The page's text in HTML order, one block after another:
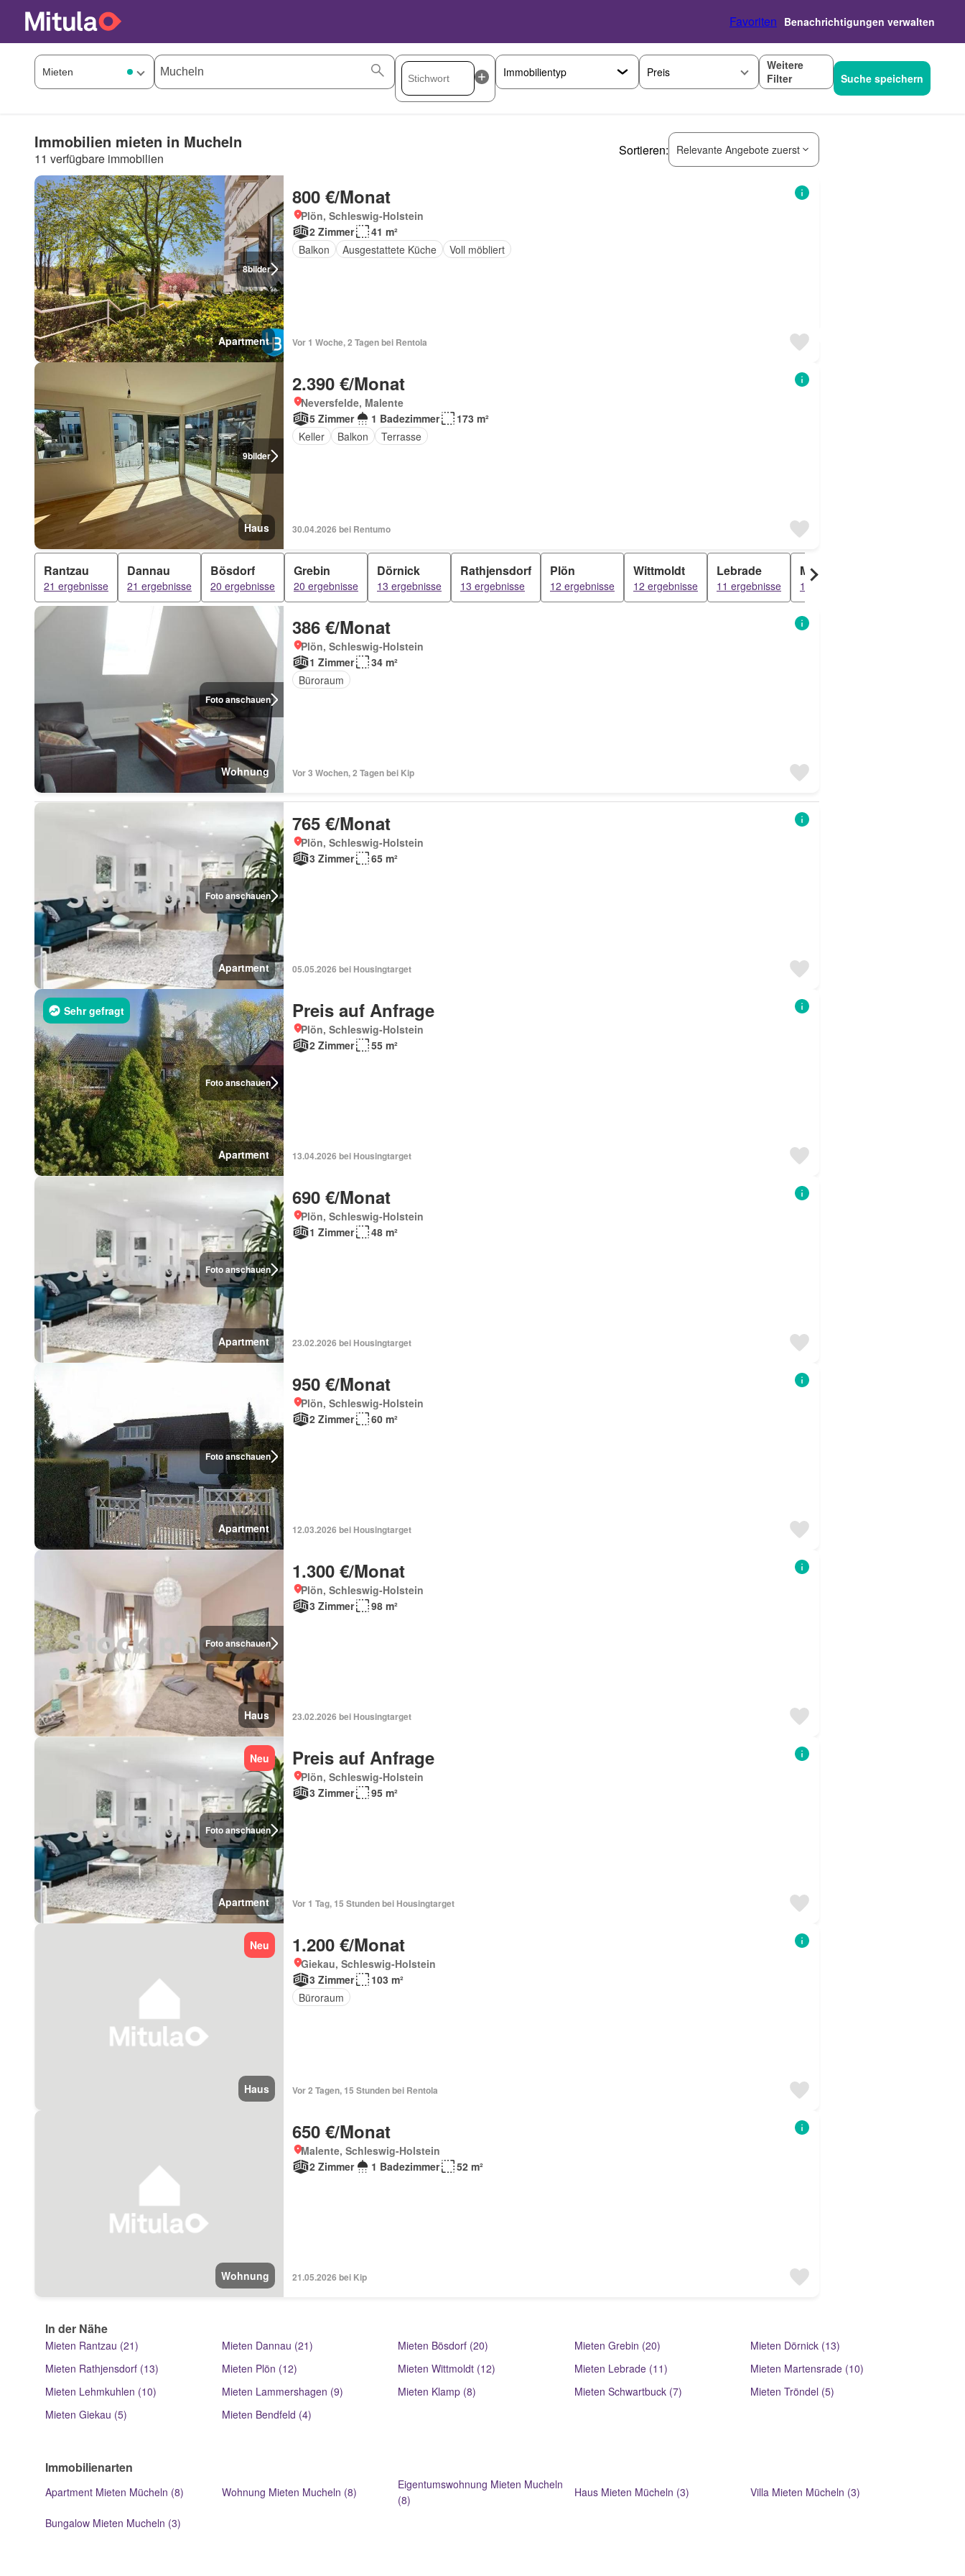
Favoriten Benachrichtigungen verwalten
Preis
Weitere
Filter
Suche speichern
Immobilien mieten in Mucheln
11 verfügbare immobilien
Sortieren: Relevante Angebote zuerst
8bilder
Apartment
800 €/Monat
Plön, Schleswig-Holstein
2 Zimmer
41 m²
Balkon
Ausgestattete Küche Voll möbliert
Vor 1 Woche, 2 Tagen bei Rentola
9bilder
Haus
2.390 €/Monat
Neversfelde, Malente
5 Zimmer
1 Badezimmer
173 m²
Keller
Balkon Terrasse
30.04.2026 bei Rentumo
Rantzau
21 ergebnisse
Dannau
21 ergebnisse
Bösdorf
20 ergebnisse
Grebin
20 ergebnisse
Dörnick
13 ergebnisse
Rathjensdorf
13 ergebnisse
Plön
12 ergebnisse
Wittmoldt
12 ergebnisse
Lebrade
11 ergebnisse
Martensrade
10 ergebnisse
Foto anschauen
Wohnung
386 €/Monat
Plön, Schleswig-Holstein
1 Zimmer
34 m²
Büroraum
Vor 3 Wochen, 2 Tagen bei Kip
Foto anschauen
Apartment
765 €/Monat
Plön, Schleswig-Holstein
3 Zimmer
65 m²
05.05.2026 bei Housingtarget
Foto anschauen
Sehr gefragt
Apartment
Preis auf Anfrage
Plön, Schleswig-Holstein
2 Zimmer
55 m²
13.04.2026 bei Housingtarget
Foto anschauen
Apartment
690 €/Monat
Plön, Schleswig-Holstein
1 Zimmer
48 m²
23.02.2026 bei Housingtarget
Foto anschauen
Apartment
950 €/Monat
Plön, Schleswig-Holstein
2 Zimmer
60 m²
12.03.2026 bei Housingtarget
Foto anschauen
Haus
1.300 €/Monat
Plön, Schleswig-Holstein
3 Zimmer
98 m²
23.02.2026 bei Housingtarget
Foto anschauen
Neu
Apartment
Preis auf Anfrage
Plön, Schleswig-Holstein
3 Zimmer
95 m²
Vor 1 Tag, 15 Stunden bei Housingtarget
Neu
Haus
1.200 €/Monat
Giekau, Schleswig-Holstein
3 Zimmer
103 m²
Büroraum
Vor 2 Tagen, 15 Stunden bei Rentola
Wohnung
650 €/Monat
Malente, Schleswig-Holstein
2 Zimmer
1 Badezimmer 52 m²
21.05.2026 bei Kip
In der Nähe
Mieten Rantzau (21) Mieten Dannau (21) Mieten Bösdorf (20) Mieten Grebin (20)
Mieten Dörnick (13)
Mieten Rathjensdorf (13)
Mieten Plön (12) Mieten Wittmoldt (12) Mieten Lebrade (11)
Mieten Martensrade (10)
Mieten Lehmkuhlen (10)
Mieten Lammershagen (9) Mieten Klamp (8) Mieten Schwartbuck (7)
Mieten Tröndel (5)
Mieten Giekau (5)
Mieten Bendfeld (4)
Immobilienarten
Apartment Mieten Mücheln (8) Wohnung Mieten Mucheln (8)
Eigentumswohnung Mieten Mucheln
(8)
Haus Mieten Mücheln (3) Villa Mieten Mücheln (3)
Bungalow Mieten Mucheln (3)